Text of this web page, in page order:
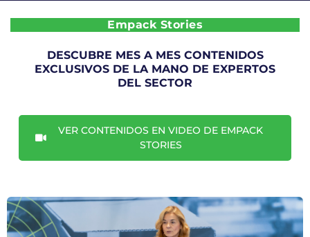
Empack Stories
DESCUBRE MES A MES CONTENIDOS
EXCLUSIVOS DE LA MANO DE EXPERTOS
DEL SECTOR
VER​ CONTENIDOS EN VIDEO DE EMPACK
STORIES